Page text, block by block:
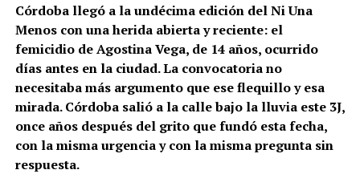
Córdoba llegó a la undécima edición del Ni Una
Menos con una herida abierta y reciente: el
femicidio de Agostina Vega, de 14 años, ocurrido
días antes en la ciudad. La convocatoria no
necesitaba más argumento que ese flequillo y esa
mirada. Córdoba salió a la calle bajo la lluvia este 3J,
once años después del grito que fundó esta fecha,
con la misma urgencia y con la misma pregunta sin
respuesta.